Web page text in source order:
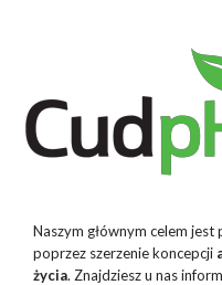
Naszym głównym celem
poprzez szerzenie koncepcji
życia. Znajdziesz u nas